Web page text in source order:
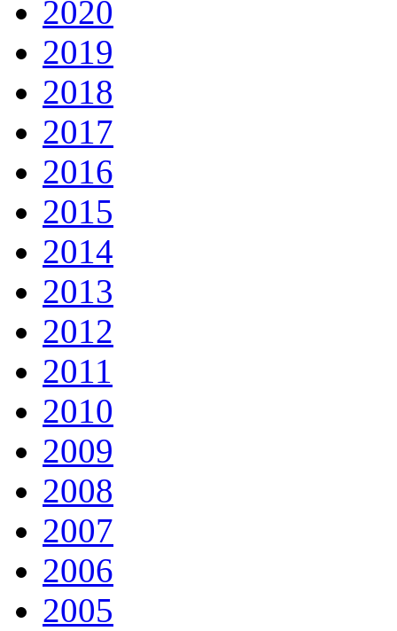
2020
2019
2018
2017
2016
2015
2014
2013
2012
2011
2010
2009
2008
2007
2006
2005